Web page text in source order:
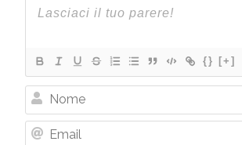
{} [+]
Nome